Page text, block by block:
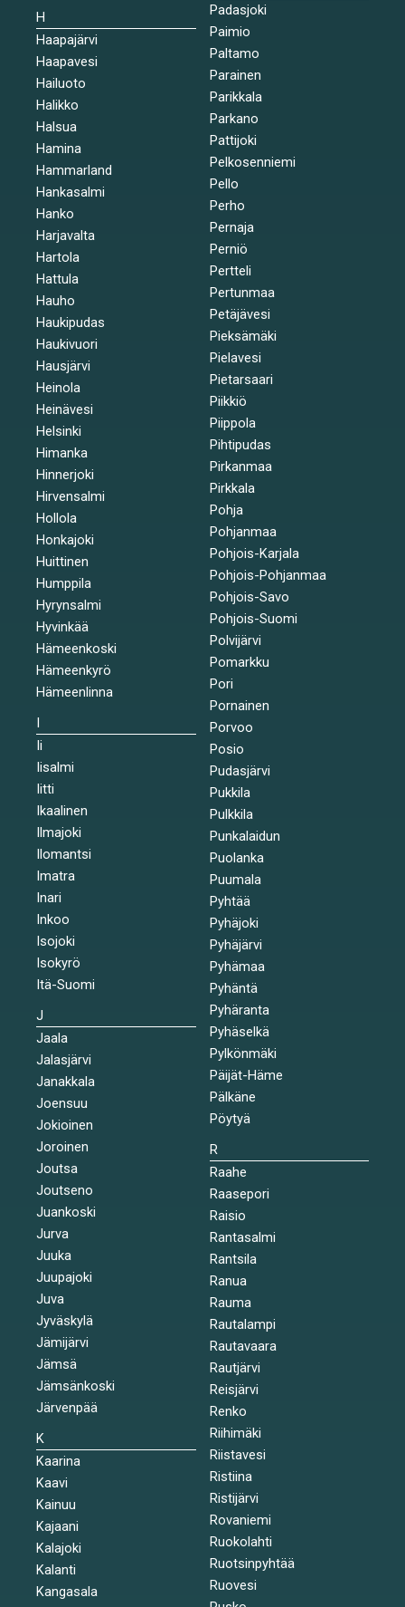
H
Haapajärvi
Haapavesi
Hailuoto
Halikko
Halsua
Hamina
Hammarland
Hankasalmi
Hanko
Harjavalta
Hartola
Hattula
Hauho
Haukipudas
Haukivuori
Hausjärvi
Heinola
Heinävesi
Helsinki
Himanka
Hinnerjoki
Hirvensalmi
Hollola
Honkajoki
Huittinen
Humppila
Hyrynsalmi
Hyvinkää
Hämeenkoski
Hämeenkyrö
Hämeenlinna
I
Ii
Iisalmi
Iitti
Ikaalinen
Ilmajoki
Ilomantsi
Imatra
Inari
Inkoo
Isojoki
Isokyrö
Itä-Suomi
J
Jaala
Jalasjärvi
Janakkala
Joensuu
Jokioinen
Joroinen
Joutsa
Joutseno
Juankoski
Jurva
Juuka
Juupajoki
Juva
Jyväskylä
Jämijärvi
Jämsä
Jämsänkoski
Järvenpää
K
Kaarina
Kaavi
Kainuu
Kajaani
Kalajoki
Kalanti
Kangasala
Padasjoki
Paimio
Paltamo
Parainen
Parikkala
Parkano
Pattijoki
Pelkosenniemi
Pello
Perho
Pernaja
Perniö
Pertteli
Pertunmaa
Petäjävesi
Pieksämäki
Pielavesi
Pietarsaari
Piikkiö
Piippola
Pihtipudas
Pirkanmaa
Pirkkala
Pohja
Pohjanmaa
Pohjois-Karjala
Pohjois-Pohjanmaa
Pohjois-Savo
Pohjois-Suomi
Polvijärvi
Pomarkku
Pori
Pornainen
Porvoo
Posio
Pudasjärvi
Pukkila
Pulkkila
Punkalaidun
Puolanka
Puumala
Pyhtää
Pyhäjoki
Pyhäjärvi
Pyhämaa
Pyhäntä
Pyhäranta
Pyhäselkä
Pylkönmäki
Päijät-Häme
Pälkäne
Pöytyä
R
Raahe
Raasepori
Raisio
Rantasalmi
Rantsila
Ranua
Rauma
Rautalampi
Rautavaara
Rautjärvi
Reisjärvi
Renko
Riihimäki
Riistavesi
Ristiina
Ristijärvi
Rovaniemi
Ruokolahti
Ruotsinpyhtää
Ruovesi